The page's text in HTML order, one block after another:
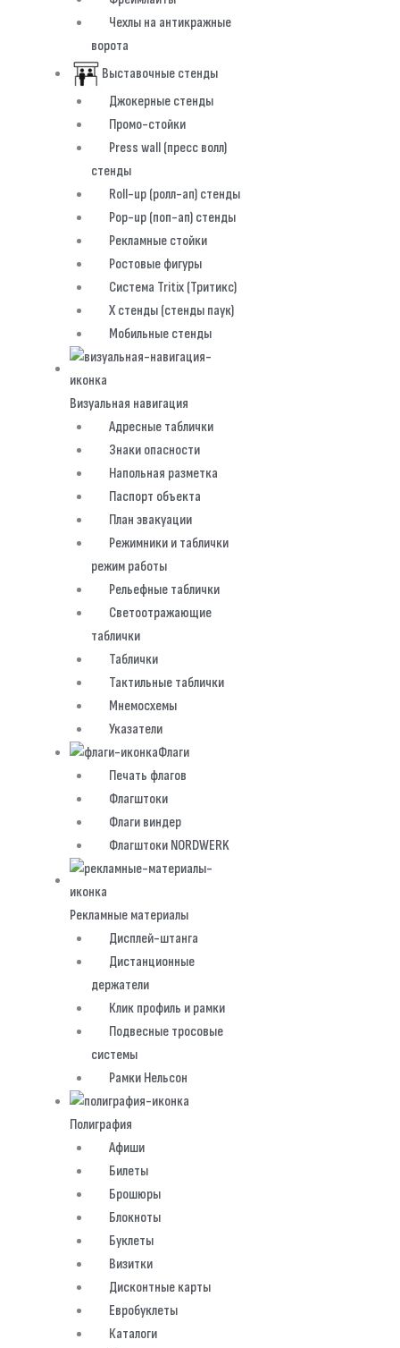
Чехлы на антикражные
ворота
Выставочные стенды
Джокерные стенды
Промо-стойки
Press wall (пресс волл)
стенды
Roll-up (ролл-ап) стенды
Pop-up (поп-ап) стенды
Рекламные стойки
Ростовые фигуры
Система Tritix (Тритикс)
X стенды (стенды паук)
Мобильные стенды
Визуальная навигация
Адресные таблички
Знаки опасности
Напольная разметка
Паспорт объекта
План эвакуации
Режимники и таблички
режим работы
Рельефные таблички
Светоотражающие
таблички
Таблички
Тактильные таблички
Мнемосхемы
Указатели
Флаги
Печать флагов
Флагштоки
Флаги виндер
Флагштоки NORDWERK
Рекламные материалы
Дисплей-штанга
Дистанционные
держатели
Клик профиль и рамки
Подвесные тросовые
системы
Рамки Нельсон
Полиграфия
Афиши
Билеты
Брошюры
Блокноты
Буклеты
Визитки
Дисконтные карты
Евробуклеты
Каталоги